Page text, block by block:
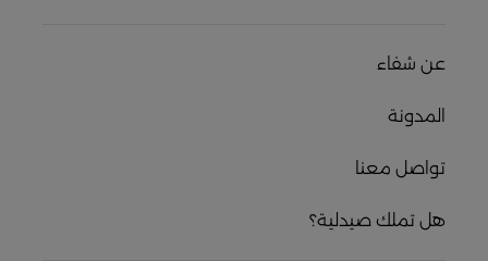
عن شفاء
المدونة
تواصل معنا
هل تملك صيدلية؟